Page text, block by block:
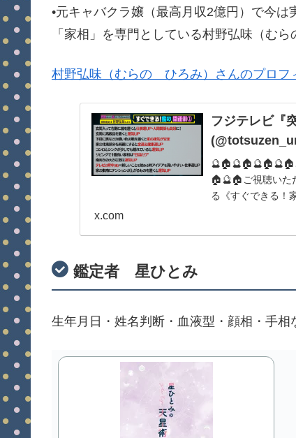
•元キャバクラ嬢（最高月収2億円）で今
「家相」を専門としている村野弘味（む
村野弘味（むらの ひろみ）さんのプロフ
フジテレビ『
🏠🔮🏠ご視聴いた
る《すぐできる！
x.com
鑑定者 星ひとみ
生年月日・姓名判断・血液型・顔相・手相